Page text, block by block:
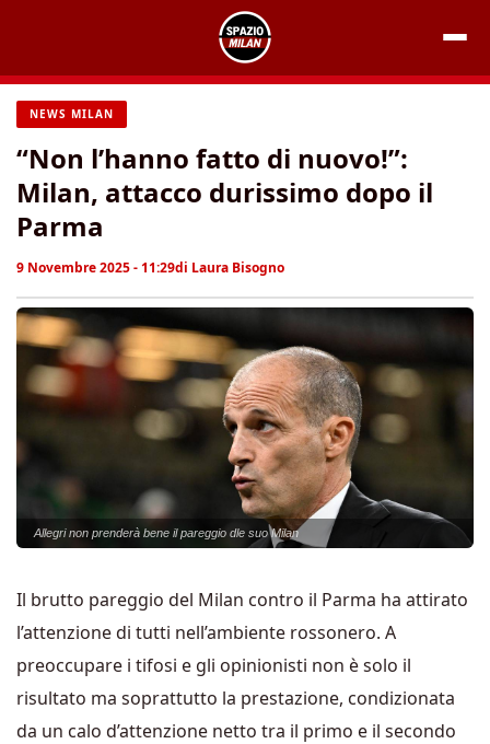
contenuto
NEWS MILAN
“Non l’hanno fatto di nuovo!”:
Milan, attacco durissimo dopo il
Parma
9 Novembre 2025 - 11:29di Laura Bisogno
Allegri non prenderà bene il pareggio dle suo Milan
Il brutto pareggio del Milan contro il Parma ha attirato
l’attenzione di tutti nell’ambiente rossonero. A
preoccupare i tifosi e gli opinionisti non è solo il
risultato ma soprattutto la prestazione, condizionata
da un calo d’attenzione netto tra il primo e il secondo